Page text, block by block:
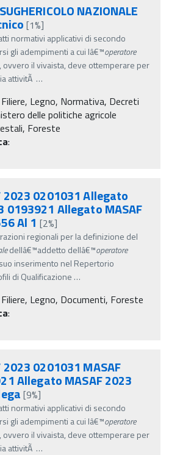
NAZIONALE
[1%]
normativi applicativi di secondo
gli adempimenti a cui lâ€™operatore
ovvero il vivaista, deve ottemperare per
attivitÃ …
Filiere, Legno, Normativa, Decreti
delle politiche agricole
Foreste
:
2023 0201031 Allegato
0193921 Allegato MASAF
Al 1 [2%]
regionali per la definizione del
dellâ€™addetto dellâ€™operatore
inserimento nel Repertorio
di Qualificazione …
Filiere, Legno, Documenti, Foreste
:
2023 0201031 MASAF
Allegato MASAF 2023
[9%]
normativi applicativi di secondo
gli adempimenti a cui lâ€™operatore
ovvero il vivaista, deve ottemperare per
attivitÃ …